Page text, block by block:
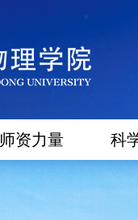
师资力量 科